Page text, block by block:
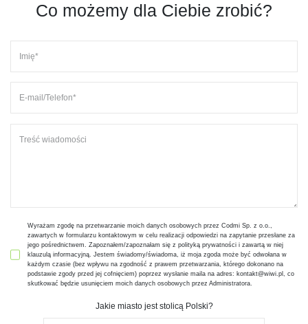
Co możemy dla Ciebie zrobić?
Wyrażam zgodę na przetwarzanie moich danych osobowych przez Codmi Sp. z o.o.,
zawartych w formularzu kontaktowym w celu realizacji odpowiedzi na zapytanie przesłane za
jego pośrednictwem. Zapoznałem/zapoznałam się z polityką prywatności i zawartą w niej
klauzulą informacyjną. Jestem świadomy/świadoma, iż moja zgoda może być odwołana w
każdym czasie (bez wpływu na zgodność z prawem przetwarzania, którego dokonano na
podstawie zgody przed jej cofnięciem) poprzez wysłanie maila na adres: kontakt@wiwi.pl, co
skutkować będzie usunięciem moich danych osobowych przez Administratora.
Jakie miasto jest stolicą Polski?